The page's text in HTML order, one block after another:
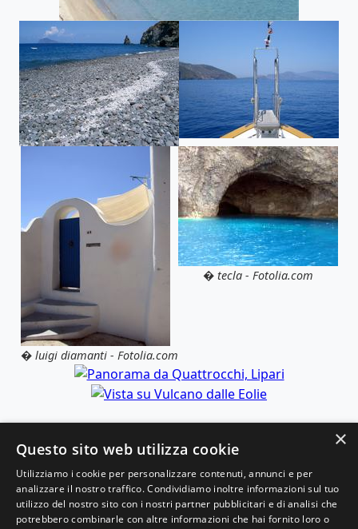
� luigi diamanti - Fotolia.com
� tecla - Fotolia.com
© 2025 Viaggi e Racconti. Tutti i diritti riservati.
Scopri il mondo con le nostre guide di viaggio
×
Questo sito web utilizza cookie
Utilizziamo i cookie per personalizzare contenuti, annunci e per
analizzare il nostro traffico. Condividiamo inoltre informazioni sul tuo
utilizzo del nostro sito con i nostri partner pubblicitari e di analisi che
potrebbero combinarle con altre informazioni che hai fornito loro o